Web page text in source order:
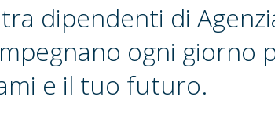
dipendenti di
ogni giorno
e il tuo futuro.